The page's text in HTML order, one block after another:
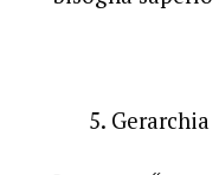
5. Gerarchia